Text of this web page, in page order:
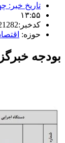
تاریخ خبر:
۱۳:۵۵
کدخبر:21282
حوزه:
بودجه